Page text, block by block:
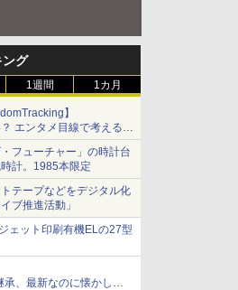
ング
1週間 1カ月
】
エンタメ目線で考える、
Z Fold」
・フューチャー」の時計台
計。1985本限定
テープなどをデジタル化
ブ推進活動」
ェット印刷有機ELの27型
承、最新なのに懐かし